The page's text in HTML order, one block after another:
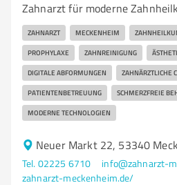
Zahnarzt für moderne
ZAHNARZT MECKENHEIM
PROPHYLAXE ZAHNREINIGUNG
DIGITALE ABFORMUNGEN ZAHNÄRZTLICHE
PATIENTENBETREUUNG SCHMERZFREIE
MODERNE TECHNOLOGIEN
Neuer Markt 22, 53340
Tel. 02225 6710
info@zahnarzt-
zahnarzt-meckenheim.de/